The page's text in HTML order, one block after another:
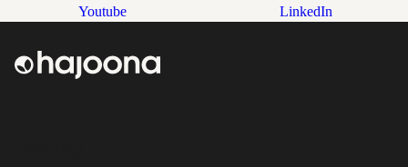
Youtube
LinkedIn